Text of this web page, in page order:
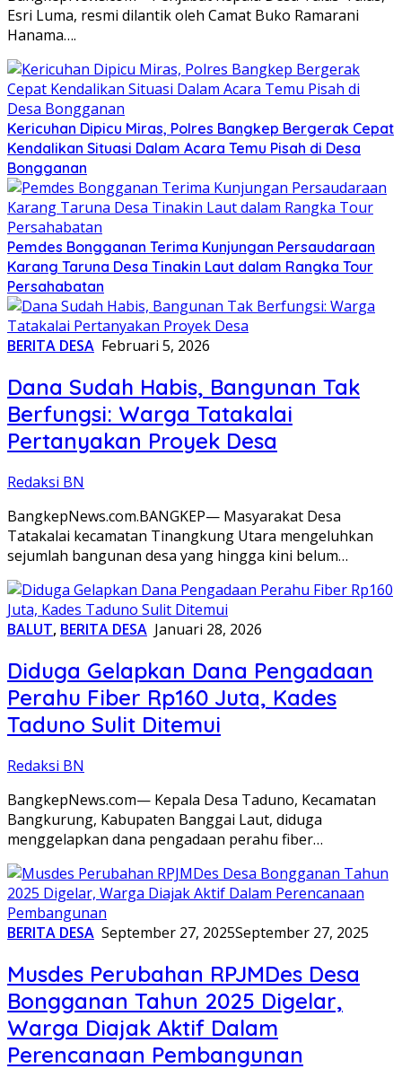
Esri Luma, resmi dilantik oleh Camat Buko Ramarani
Hanama….
Kericuhan Dipicu Miras, Polres Bangkep Bergerak Cepat
Kendalikan Situasi Dalam Acara Temu Pisah di Desa
Bongganan
Pemdes Bongganan Terima Kunjungan Persaudaraan
Karang Taruna Desa Tinakin Laut dalam Rangka Tour
Persahabatan
BERITA DESA Februari 5, 2026
Dana Sudah Habis, Bangunan Tak
Berfungsi: Warga Tatakalai
Pertanyakan Proyek Desa
Redaksi BN
BangkepNews.com.BANGKEP— Masyarakat Desa
Tatakalai kecamatan Tinangkung Utara mengeluhkan
sejumlah bangunan desa yang hingga kini belum…
BALUT, BERITA DESA Januari 28, 2026
Diduga Gelapkan Dana Pengadaan
Perahu Fiber Rp160 Juta, Kades
Taduno Sulit Ditemui
Redaksi BN
BangkepNews.com— Kepala Desa Taduno, Kecamatan
Bangkurung, Kabupaten Banggai Laut, diduga
menggelapkan dana pengadaan perahu fiber…
BERITA DESA September 27, 2025September 27, 2025
Musdes Perubahan RPJMDes Desa
Bongganan Tahun 2025 Digelar,
Warga Diajak Aktif Dalam
Perencanaan Pembangunan